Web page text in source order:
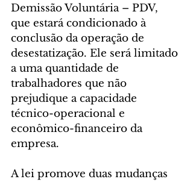
Demissão Voluntária – PDV,
que estará condicionado à
conclusão da operação de
desestatização. Ele será limitado
a uma quantidade de
trabalhadores que não
prejudique a capacidade
técnico-operacional e
econômico-financeiro da
empresa.
A lei promove duas mudanças